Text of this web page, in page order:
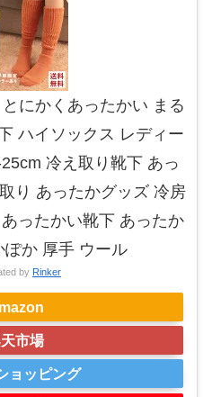
にかくあったかい まる
ハイソックス レディー
冷え取り靴下 あっ
り あったかグッズ 冷房
ったかい靴下 あったか
ぽか 厚手 ウール
by Rinker
市場
ョッピング